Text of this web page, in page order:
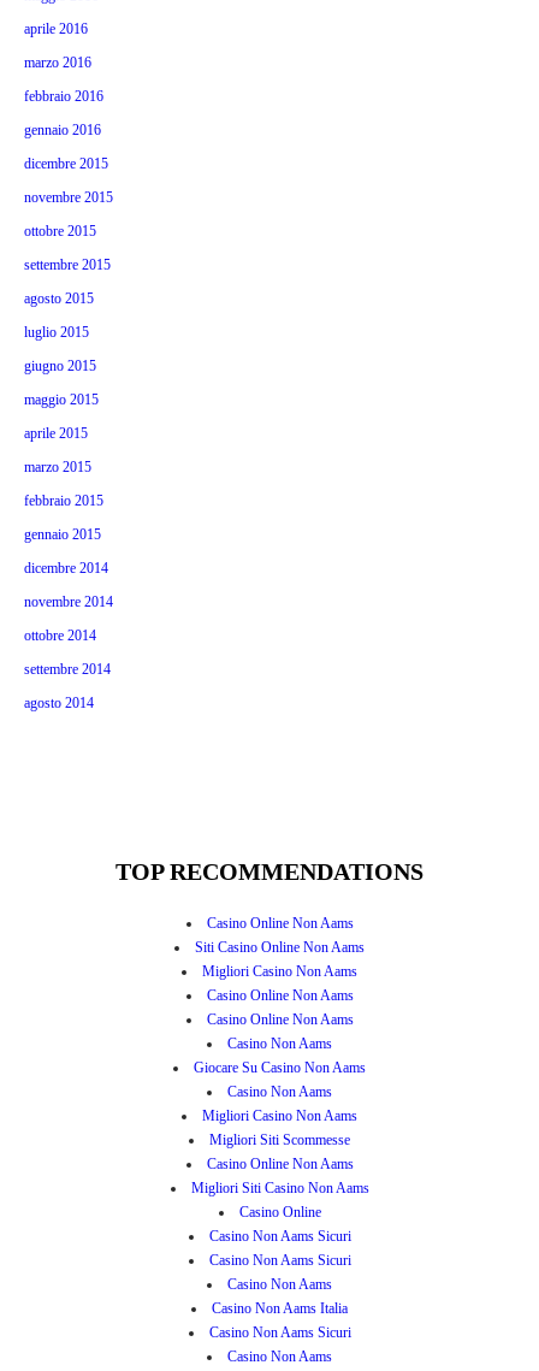
aprile 2016
marzo 2016
febbraio 2016
gennaio 2016
dicembre 2015
novembre 2015
ottobre 2015
settembre 2015
agosto 2015
luglio 2015
giugno 2015
maggio 2015
aprile 2015
marzo 2015
febbraio 2015
gennaio 2015
dicembre 2014
novembre 2014
ottobre 2014
settembre 2014
agosto 2014
TOP RECOMMENDATIONS
Casino Online Non Aams
Siti Casino Online Non Aams
Migliori Casino Non Aams
Casino Online Non Aams
Casino Online Non Aams
Casino Non Aams
Giocare Su Casino Non Aams
Casino Non Aams
Migliori Casino Non Aams
Migliori Siti Scommesse
Casino Online Non Aams
Migliori Siti Casino Non Aams
Casino Online
Casino Non Aams Sicuri
Casino Non Aams Sicuri
Casino Non Aams
Casino Non Aams Italia
Casino Non Aams Sicuri
Casino Non Aams